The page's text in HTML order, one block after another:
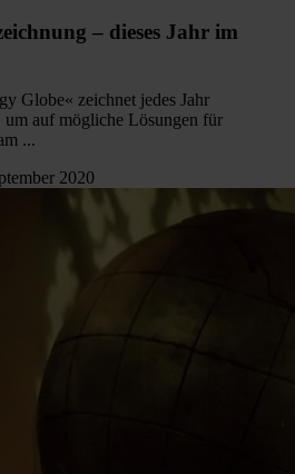
– dieses Jahr im
Globe« zeichnet jedes Jahr
um auf mögliche Lösungen für
...
2020